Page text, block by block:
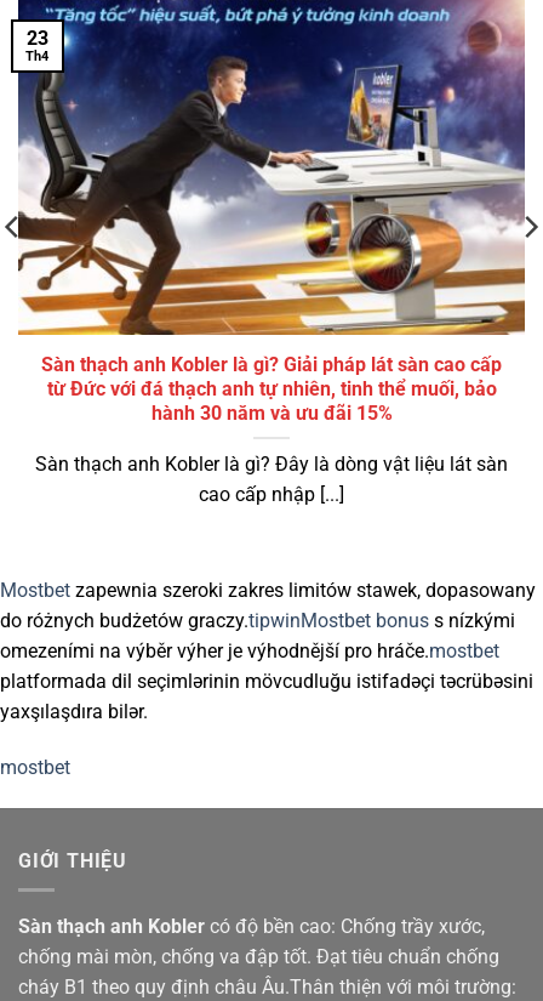
Sàn thạch anh Kobler là gì? Giải pháp lát sàn cao cấp
từ Đức với đá thạch anh tự nhiên, tinh thể muối, bảo
hành 30 năm và ưu đãi 15%
Sàn thạch anh Kobler là gì? Đây là dòng vật liệu lát sàn
cao cấp nhập [...]
23
Th4
Mostbet zapewnia szeroki zakres limitów stawek, dopasowany
do różnych budżetów graczy.tipwinMostbet bonus s nízkými
omezeními na výběr výher je výhodnější pro hráče.mostbet
platformada dil seçimlərinin mövcudluğu istifadəçi təcrübəsini
yaxşılaşdıra bilər.
mostbet
GIỚI THIỆU
Sàn thạch anh Kobler có độ bền cao: Chống trầy xước,
chống mài mòn, chống va đập tốt. Đạt tiêu chuẩn chống
cháy B1 theo quy định châu Âu.Thân thiện với môi trường: